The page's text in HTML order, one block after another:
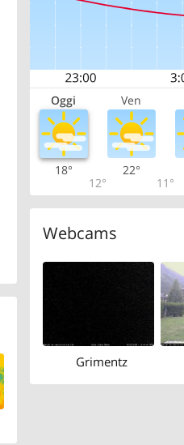
Oggi Ven
18°
12°
22°
11°
Webcams
Grimentz